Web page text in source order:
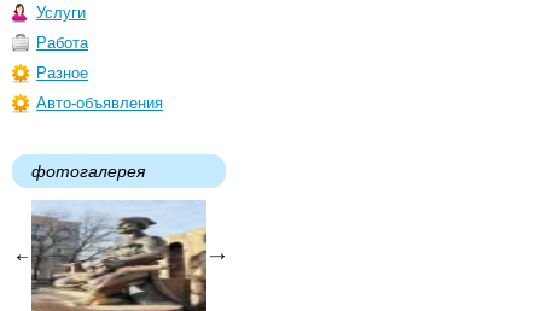
Услуги
Работа
Разное
Авто-объявления
фотогалерея